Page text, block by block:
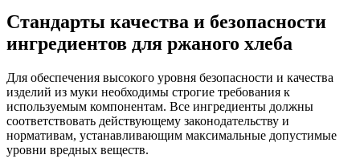
Стандарты качества и безопасности
ингредиентов для ржаного хлеба
Для обеспечения высокого уровня безопасности и качества
изделий из муки необходимы строгие требования к
используемым компонентам. Все ингредиенты должны
соответствовать действующему законодательству и
нормативам, устанавливающим максимальные допустимые
уровни вредных веществ.